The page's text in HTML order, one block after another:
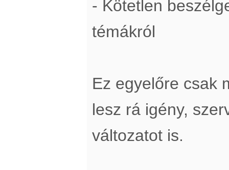
- Kötetlen
témákról
Ez egyelőre csak
lesz rá igény,
változatot is.